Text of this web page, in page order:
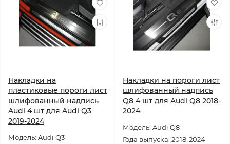
Накладки на
пластиковые пороги лист
шлифованный надпись
Audi 4 шт для Audi Q3
2019-2024
Модель: Audi Q3
Накладки на пороги лист
шлифованный надпись
Q8 4 шт для Audi Q8 2018-
2024
Модель: Audi Q8
Года выпуска: 2018-2024